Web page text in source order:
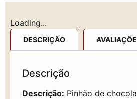
Loading...
DESCRIÇÃO
Descrição
Descrição: Pinhão de